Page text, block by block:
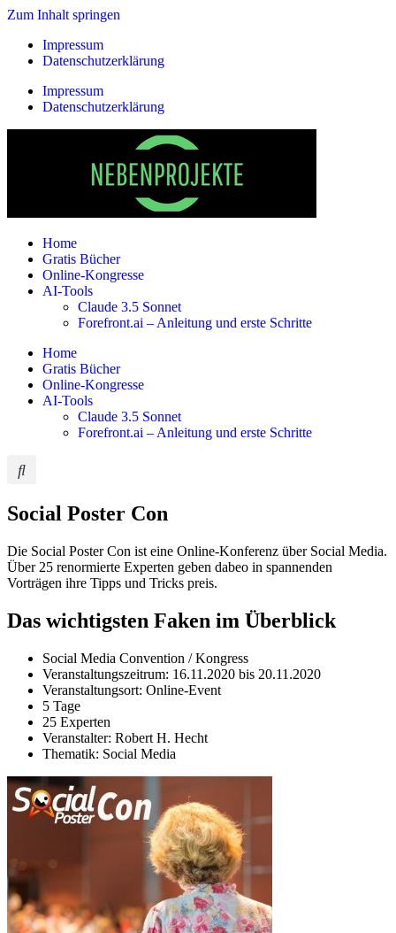
Zum Inhalt springen
Impressum
Datenschutzerklärung
Impressum
Datenschutzerklärung
Home
Gratis Bücher
Online-Kongresse
AI-Tools
Claude 3.5 Sonnet
Forefront.ai – Anleitung und erste Schritte
Home
Gratis Bücher
Online-Kongresse
AI-Tools
Claude 3.5 Sonnet
Forefront.ai – Anleitung und erste Schritte
Social Poster Con
Die Social Poster Con ist eine Online-Konferenz über Social Media.
Über 25 renormierte Experten geben dabeo in spannenden
Vorträgen ihre Tipps und Tricks preis.
Das wichtigsten Faken im Überblick
Social Media Convention / Kongress
Veranstaltungszeitrum: 16.11.2020 bis 20.11.2020
Veranstaltungsort: Online-Event
5 Tage
25 Experten
Veranstalter: Robert H. Hecht
Thematik: Social Media